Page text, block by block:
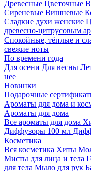
Древесные Цветочные
Сиреневые Вишневые
Сладкие духи женские
древесно-цитрусовым
Спокойные, тёплые и
свежие ноты
По времени года
Для осени Для весны
нее
Новинки
Подарочные
Ароматы для дома и
Ароматы для дома
Все ароматы для дома
Диффузоры 100 мл
Косметика
Вся косметика Хиты
Мисты для лица и тела
для тела Мыло для рук